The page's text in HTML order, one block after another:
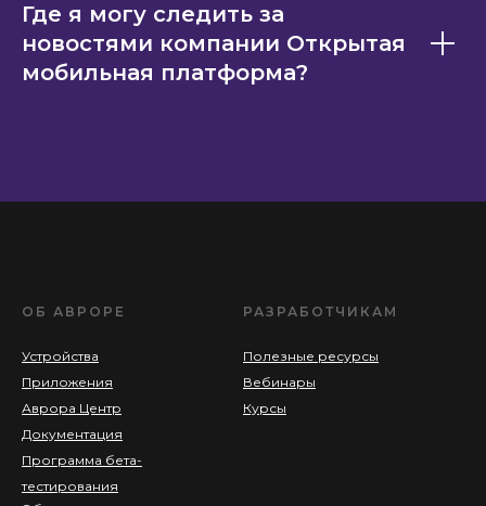
Где я могу следить за
новостями компании Открытая
мобильная платформа?
ОБ АВРОРЕ
Устройства
Приложения
Аврора Центр
Документация
Программа бета-
тестирования
РАЗРАБОТЧИКАМ
Полезные ресурсы
Вебинары
Курсы